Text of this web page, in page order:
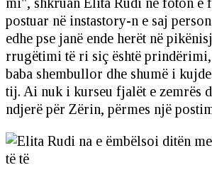
postuar në instastory-n e saj
edhe pse janë ende herët në
rrugëtimi të ri siç është
baba shembullor dhe shumë i
tij. Ai nuk i kurseu fjalët e zemrës
ndjerë për Zërin, përmes një